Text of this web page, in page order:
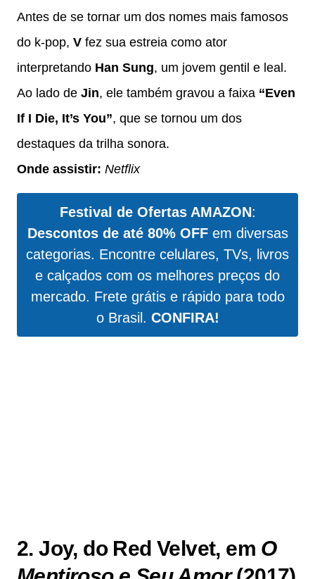
Antes de se tornar um dos nomes mais famosos
do k-pop, V fez sua estreia como ator
interpretando Han Sung, um jovem gentil e leal.
Ao lado de Jin, ele também gravou a faixa “Even
If I Die, It’s You”, que se tornou um dos
destaques da trilha sonora.
Onde assistir: Netflix
Festival de Ofertas AMAZON:
Descontos de até 80% OFFem diversas
categorias. Encontre celulares, TVs, livros
e calçados com os melhores preços do
mercado. Frete grátis e rápido para todo
o Brasil. CONFIRA!
2. Joy, do Red Velvet, em O